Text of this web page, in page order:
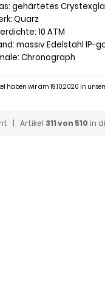
gehärtetes
Quarz
10 ATM
massiv Edelstahl IP-
Chronograph
haben wir am 19.10.2020 in
| Artikel 311 von 510 in